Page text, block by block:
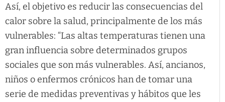
Así, el objetivo es reducir las consecuencias del
calor sobre la salud, principalmente de los más
vulnerables: “Las altas temperaturas tienen una
gran influencia sobre determinados grupos
sociales que son más vulnerables. Así, ancianos,
niños o enfermos crónicos han de tomar una
serie de medidas preventivas y hábitos que les